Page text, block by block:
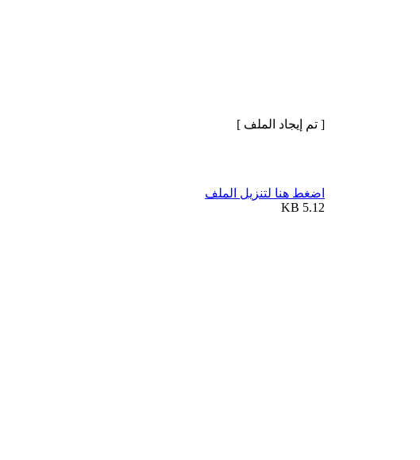
[ تم إيجاد الملف ]
اضغط هنا لتنزيل الملف
5.12 KB